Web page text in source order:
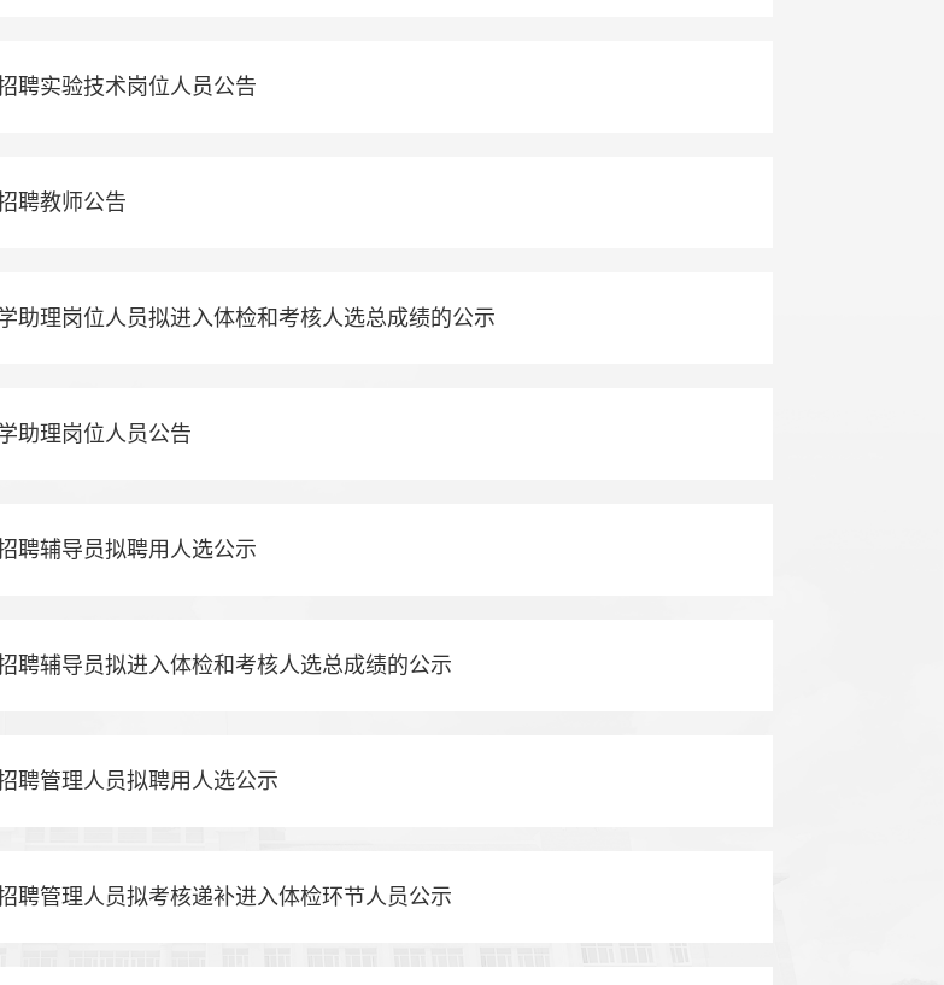
聘​实验技术岗位人员公告
聘教师公告
助理岗位人员拟进入体检和考核人选总成绩的公示
助理岗位人员公告
聘辅导员拟聘用人选公示
聘辅导员拟进入体检和考核人选总成绩的公示
聘管理人员拟聘用人选公示
聘管理人员拟考核递补进入体检环节人员公示